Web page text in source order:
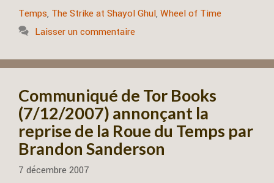
Temps, The Strike at Shayol Ghul, Wheel of Time
Laisser un commentaire
Communiqué de Tor Books
(7/12/2007) annonçant la
reprise de la Roue du Temps par
Brandon Sanderson
7 décembre 2007